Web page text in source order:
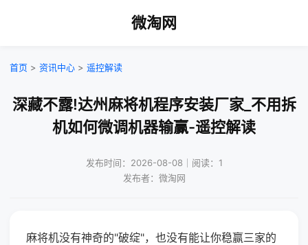
微淘网
首页 > 资讯中心 > 遥控解读
深藏不露!达州麻将机程序安装厂家_不用拆
机如何微调机器输赢-遥控解读
发布时间：2026-08-08｜阅读：1
发布者：微淘网
麻将机没有神奇的"破绽"，也没有能让你稳赢三家的